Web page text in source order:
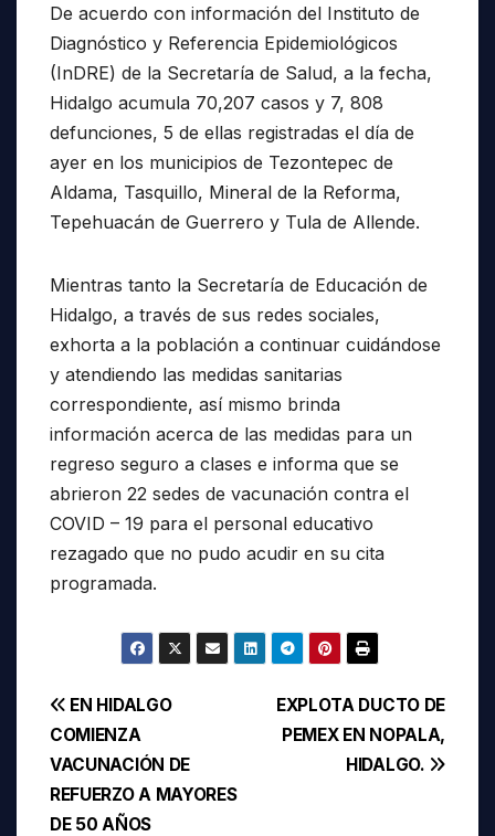
De acuerdo con información del Instituto de
Diagnóstico y Referencia Epidemiológicos
(InDRE) de la Secretaría de Salud, a la fecha,
Hidalgo acumula 70,207 casos y 7, 808
defunciones, 5 de ellas registradas el día de
ayer en los municipios de Tezontepec de
Aldama, Tasquillo, Mineral de la Reforma,
Tepehuacán de Guerrero y Tula de Allende.
Mientras tanto la Secretaría de Educación de
Hidalgo, a través de sus redes sociales,
exhorta a la población a continuar cuidándose
y atendiendo las medidas sanitarias
correspondiente, así mismo brinda
información acerca de las medidas para un
regreso seguro a clases e informa que se
abrieron 22 sedes de vacunación contra el
COVID – 19 para el personal educativo
rezagado que no pudo acudir en su cita
programada.
Navegación
de
entradas
EXPLOTA DUCTO DE
PEMEX EN NOPALA,
HIDALGO.
EN HIDALGO
COMIENZA
VACUNACIÓN DE
REFUERZO A MAYORES
DE 50 AÑOS